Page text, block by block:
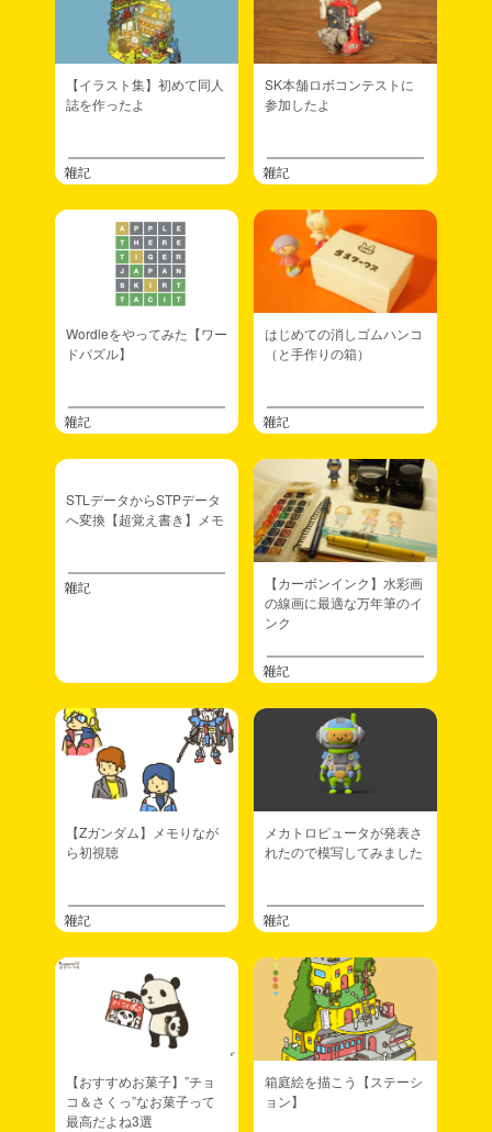
【イラスト集】初めて同人
誌を作ったよ
雑記
SK本舗ロボコンテストに
参加したよ
雑記
Wordleをやってみた【ワー
ドパズル】
雑記
はじめての消しゴムハンコ
（と手作りの箱）
雑記
STLデータからSTPデータ
へ変換【超覚え書き】メモ
雑記
【カーボンインク】水彩画
の線画に最適な万年筆のイ
ンク
雑記
【Zガンダム】メモりなが
ら初視聴
雑記
メカトロピュータが発表さ
れたので模写してみました
雑記
【おすすめお菓子】”チョ
コ＆さくっ”なお菓子って
最高だよね3選
箱庭絵を描こう【ステーシ
ョン】